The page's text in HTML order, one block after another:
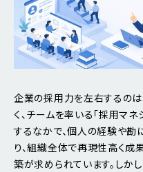
企業の採用力を左右するの
く、チームを率いる「採用マ
するなかで、個人の経験や
り、組織全体で再現性高く
築が求められています。しか